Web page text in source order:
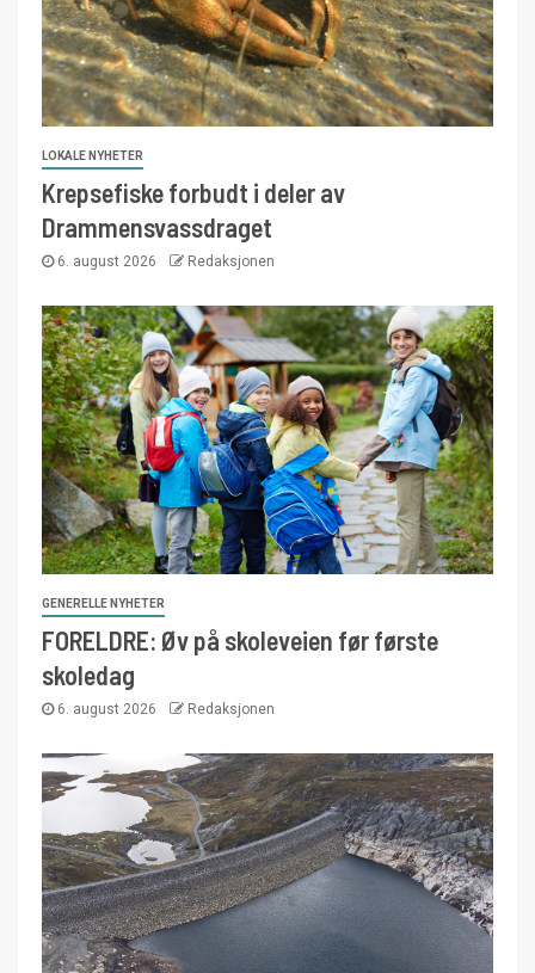
LOKALE NYHETER
Krepsefiske forbudt i deler av
Drammensvassdraget
6. august 2026 Redaksjonen
GENERELLE NYHETER
FORELDRE: Øv på skoleveien før første
skoledag
6. august 2026 Redaksjonen